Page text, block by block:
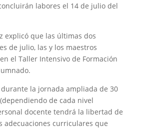
labores el 14 de julio del
explicó que las últimas dos
de julio, las y los maestros
el Taller Intensivo de Formación
la jornada ampliada de 30
de cada nivel
docente tendrá la libertad de
adecuaciones curriculares que